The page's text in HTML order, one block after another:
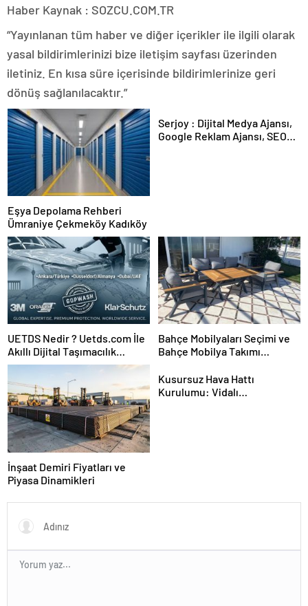
Haber Kaynak : SOZCU.COM.TR
“Yayınlanan tüm haber ve diğer içerikler ile ilgili olarak
yasal bildirimlerinizi bize iletişim sayfası üzerinden
iletiniz. En kısa süre içerisinde bildirimlerinize geri
dönüş sağlanılacaktır.”
Eşya Depolama Rehberi
Ümraniye Çekmeköy Kadıköy
Serjoy : Dijital Medya Ajansı,
Google Reklam Ajansı, SEO
UETDS Nedir ? Uetds.com İle
Akıllı Dijital Taşımacılık
Yazılımı
Bahçe Mobilyaları Seçimi ve
Bahçe Mobilya Takımı
İnşaat Demiri Fiyatları ve
Piyasa Dinamikleri
Kusursuz Hava Hattı
Kurulumu: Vidalı